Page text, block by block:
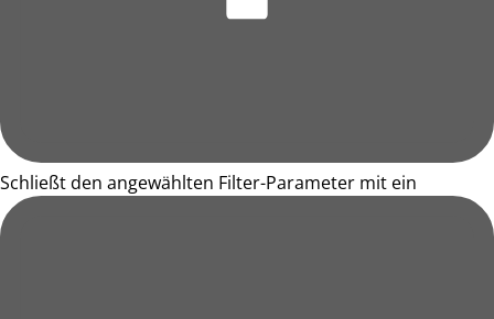
Schließt den angewählten Filter-Parameter mit ein